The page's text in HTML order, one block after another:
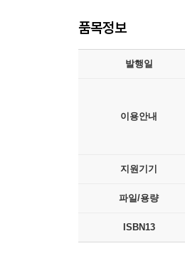
품목정보
발행일
이용안내
지원기기
파일/용량
ISBN13